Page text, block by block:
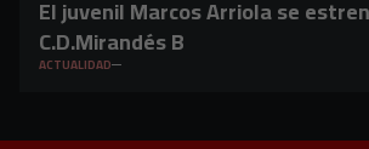
El juvenil Marcos Arriola se
C.D.Mirandés B
ACTUALIDAD